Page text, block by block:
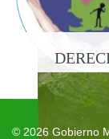
© 2026 Gobierno